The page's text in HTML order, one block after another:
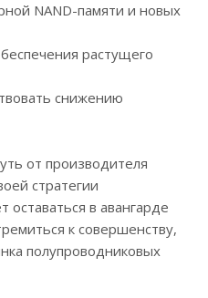
NAND-памяти и новых
растущего
снижению
от производителя
стратегии
в авангарде
к совершенству,
полупроводниковых